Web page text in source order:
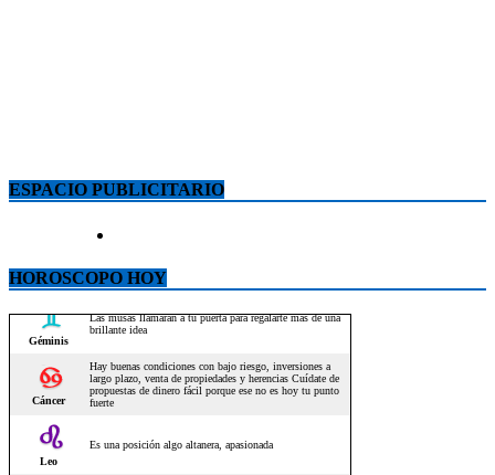
ESPACIO PUBLICITARIO
HOROSCOPO HOY